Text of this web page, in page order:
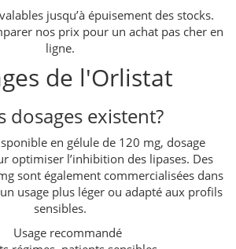
jusqu’à épuisement des stocks.
nos prix pour un achat pas cher en
ligne.
de l'Orlistat
dosages existent?
en gélule de 120 mg, dosage
optimiser l’inhibition des lipases. Des
sont également commercialisées dans
usage plus léger ou adapté aux profils
sensibles.
Usage recommandé